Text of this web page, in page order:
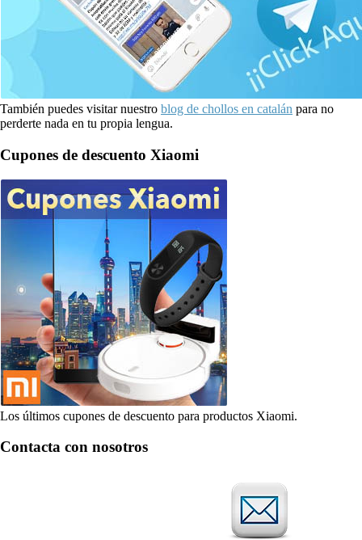
También puedes visitar nuestro blog de chollos en catalán para no
perderte nada en tu propia lengua.
Cupones de descuento Xiaomi
Los últimos cupones de descuento para productos Xiaomi.
Contacta con nosotros